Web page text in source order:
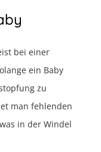
bei einer
ein Baby
zu
man fehlenden
in der Windel